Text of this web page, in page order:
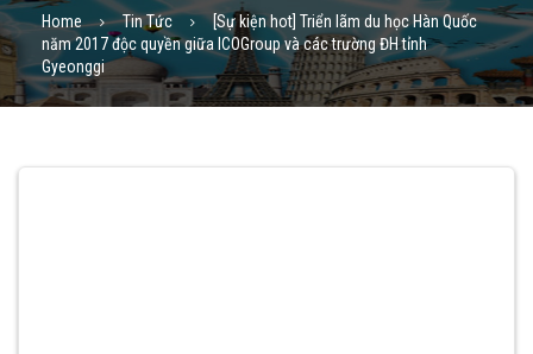
Home Tin Tức
[Sự kiện hot] Triển lãm du học Hàn Quốc
năm 2017 độc quyền giữa ICOGroup và các trường ĐH tỉnh
Gyeonggi